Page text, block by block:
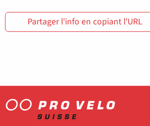
Partager l'info en copiant l'URL